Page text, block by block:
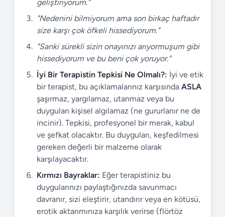
geliştiriyorum."
"Nedenini bilmiyorum ama son birkaç haftadır
size karşı çok öfkeli hissediyorum."
"Sanki sürekli sizin onayınızı arıyormuşum gibi
hissediyorum ve bu beni çok yoruyor."
İyi Bir Terapistin Tepkisi Ne Olmalı?: İyi ve etik
bir terapist, bu açıklamalarınız karşısında ASLA
şaşırmaz, yargılamaz, utanmaz veya bu
duyguları kişisel algılamaz (ne gururlanır ne de
incinir). Tepkisi, profesyonel bir merak, kabul
ve şefkat olacaktır. Bu duyguları, keşfedilmesi
gereken değerli bir malzeme olarak
karşılayacaktır.
Kırmızı Bayraklar: Eğer terapistiniz bu
duygularınızı paylaştığınızda savunmacı
davranır, sizi eleştirir, utandırır veya en kötüsü,
erotik aktarımınıza karşılık verirse (flörtöz